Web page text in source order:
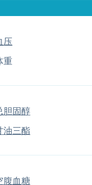
压
重
胆固醇
油三酯
腹血糖